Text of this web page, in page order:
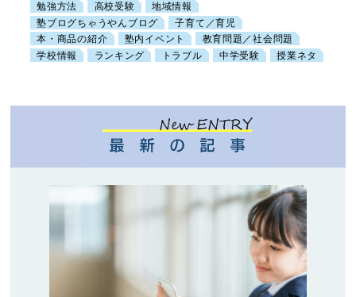
勉強方法
高校受験
地域情報
塾ブログちゃうやんブログ
子育て／育児
本・商品の紹介
塾内イベント
教育問題／社会問題
学校情報
ランキング トラブル 中学受験 授業ネタ